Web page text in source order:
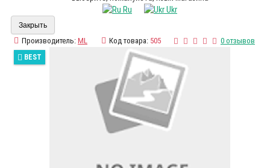
Ru
Ukr
Закрыть
Производитель: ML Код товара: 505 0 отзывов
BEST